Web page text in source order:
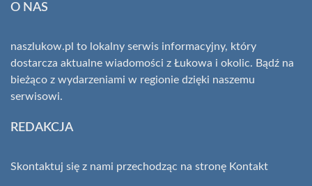
O NAS
naszlukow.pl to lokalny serwis informacyjny, który
dostarcza aktualne wiadomości z Łukowa i okolic. Bądź na
bieżąco z wydarzeniami w regionie dzięki naszemu
serwisowi.
REDAKCJA
Skontaktuj się z nami przechodząc na stronę Kontakt